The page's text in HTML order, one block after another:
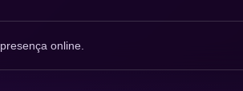
online.